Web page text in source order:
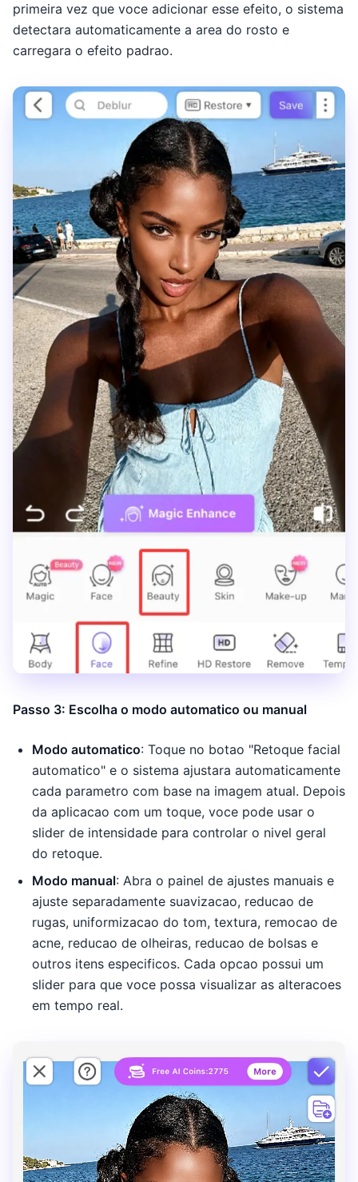
primeira vez que voce adicionar esse efeito, o sistema
detectara automaticamente a area do rosto e
carregara o efeito padrao.
Passo 3: Escolha o modo automatico ou manual
Modo automatico: Toque no botao "Retoque facial
automatico" e o sistema ajustara automaticamente
cada parametro com base na imagem atual. Depois
da aplicacao com um toque, voce pode usar o
slider de intensidade para controlar o nivel geral
do retoque.
Modo manual: Abra o painel de ajustes manuais e
ajuste separadamente suavizacao, reducao de
rugas, uniformizacao do tom, textura, remocao de
acne, reducao de olheiras, reducao de bolsas e
outros itens especificos. Cada opcao possui um
slider para que voce possa visualizar as alteracoes
em tempo real.